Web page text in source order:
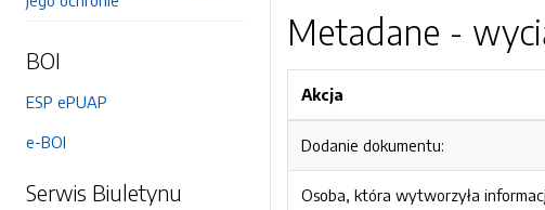
BOI
ESP ePUAP
e-BOI
Serwis Biuletynu
Metadane -
Akcja
Dodanie dokumentu:
Osoba, która wytworzyła